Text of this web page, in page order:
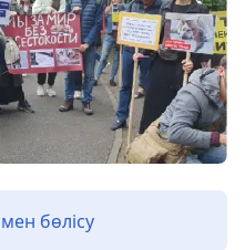
бөлісу